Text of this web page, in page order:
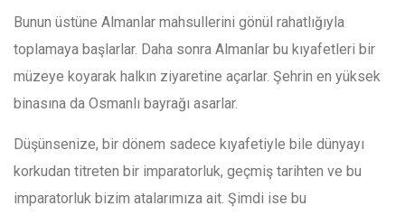
Bunun üstüne Almanlar mahsullerini gönül rahatlığıyla
toplamaya başlarlar. Daha sonra Almanlar bu kıyafetleri bir
müzeye koyarak halkın ziyaretine açarlar. Şehrin en yüksek
binasına da Osmanlı bayrağı asarlar.
Düşünsenize, bir dönem sadece kıyafetiyle bile dünyayı
korkudan titreten bir imparatorluk, geçmiş tarihten ve bu
imparatorluk bizim atalarımıza ait. Şimdi ise bu